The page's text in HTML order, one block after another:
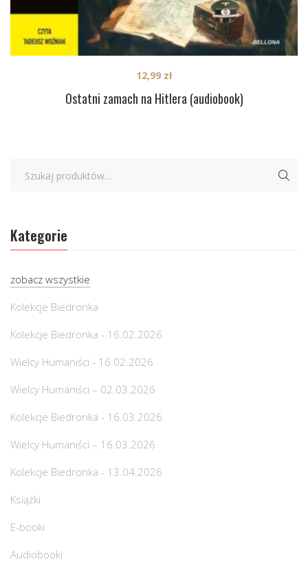
Ostatni zamach na Hitlera (audiobook)
12,99 zł
Kategorie
zobacz wszystkie
Kolekcje Biedronka
Kolekcje Biedronka - 16.02.2026
Wielcy Humaniści - 16.02.2026
Wielcy Humaniści – 02.03.2026
Kolekcje Biedronka - 16.03.2026
Wielcy Humaniści – 16.03.2026
Kolekcje Biedronka - 13.04.2026
Książki
E-booki
Audiobooki